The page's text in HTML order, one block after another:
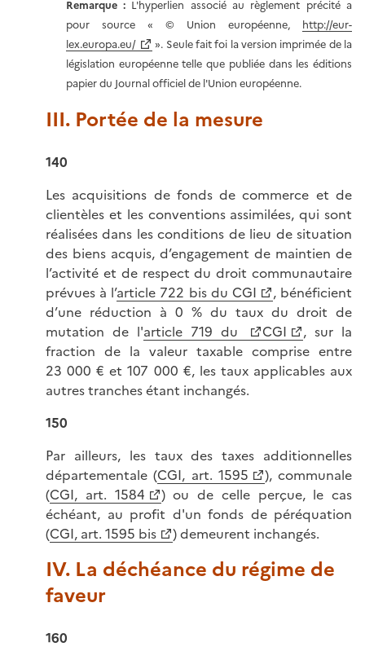
Remarque : L'hyperlien associé au règlement précité a
pour source « © Union européenne, http://eur-
lex.europa.eu/
». Seule fait foi la version imprimée de la
législation européenne telle que publiée dans les éditions
papier du Journal officiel de l'Union européenne.
III. Portée de la mesure
140
Les acquisitions de fonds de commerce et de
clientèles et les conventions assimilées, qui sont
réalisées dans les conditions de lieu de situation
des biens acquis, d’engagement de maintien de
l’activité et de respect du droit communautaire
prévues à l’article 722 bis du CGI
, bénéficient
d’une réduction à 0 % du taux du droit de
mutation de l'article 719 du CGI
, sur la
fraction de la valeur taxable comprise entre
23 000 € et 107 000 €, les taux applicables aux
autres tranches étant inchangés.
150
Par ailleurs, les taux des taxes additionnelles
départementale (CGI, art. 1595
), communale
(CGI, art. 1584
) ou de celle perçue, le cas
échéant, au profit d'un fonds de péréquation
(CGI, art. 1595 bis ) demeurent inchangés.
IV. La déchéance du régime de
faveur
160